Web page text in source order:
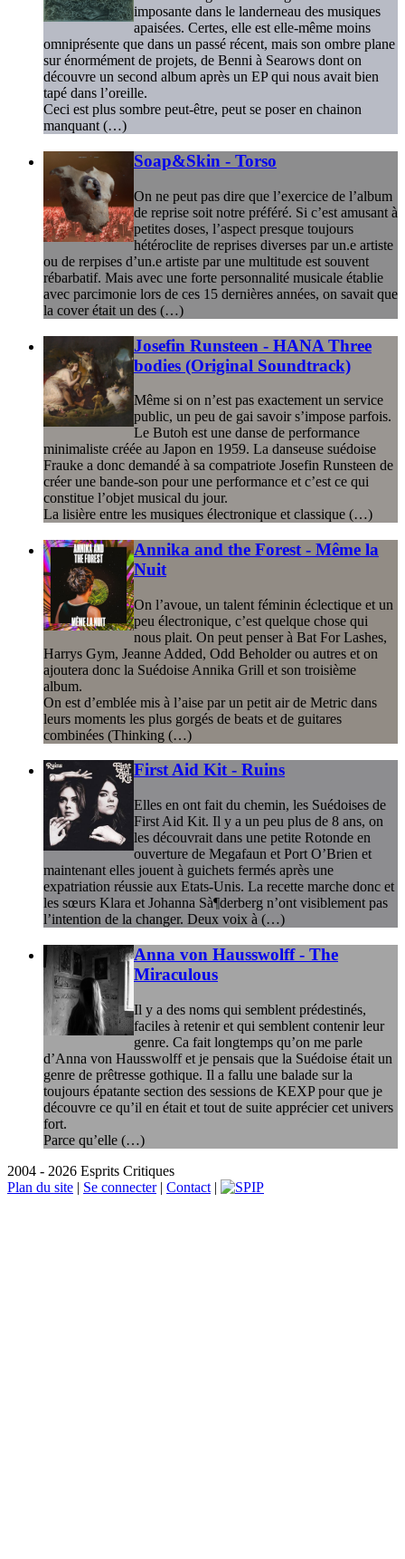
imposante dans le landerneau des musiques
apaisées. Certes, elle est elle-même moins
omniprésente que dans un passé récent, mais son ombre plane
sur énormément de projets, de Benni à Searows dont on
découvre un second album après un EP qui nous avait bien
tapé dans l’oreille.
Ceci est plus sombre peut-être, peut se poser en chainon
manquant (…)
Soap&Skin - Torso
On ne peut pas dire que l’exercice de l’album
de reprise soit notre préféré. Si c’est amusant à
petites doses, l’aspect presque toujours
hétéroclite de reprises diverses par un.e artiste
ou de rerpises d’un.e artiste par une multitude est souvent
rébarbatif. Mais avec une forte personnalité musicale établie
avec parcimonie lors de ces 15 dernières années, on savait que
la cover était un des (…)
Josefin Runsteen - HANA Three
bodies (Original Soundtrack)
Même si on n’est pas exactement un service
public, un peu de gai savoir s’impose parfois.
Le Butoh est une danse de performance
minimaliste créée au Japon en 1959. La danseuse suédoise
Frauke a donc demandé à sa compatriote Josefin Runsteen de
créer une bande-son pour une performance et c’est ce qui
constitue l’objet musical du jour.
La lisière entre les musiques électronique et classique (…)
Annika and the Forest - Même la
Nuit
On l’avoue, un talent féminin éclectique et un
peu électronique, c’est quelque chose qui
nous plait. On peut penser à Bat For Lashes,
Harrys Gym, Jeanne Added, Odd Beholder ou autres et on
ajoutera donc la Suédoise Annika Grill et son troisième
album.
On est d’emblée mis à l’aise par un petit air de Metric dans
leurs moments les plus gorgés de beats et de guitares
combinées (Thinking (…)
First Aid Kit - Ruins
Elles en ont fait du chemin, les Suédoises de
First Aid Kit. Il y a un peu plus de 8 ans, on
les découvrait dans une petite Rotonde en
ouverture de Megafaun et Port O’Brien et
maintenant elles jouent à guichets fermés après une
expatriation réussie aux Etats-Unis. La recette marche donc et
les sœurs Klara et Johanna Sà¶derberg n’ont visiblement pas
l’intention de la changer. Deux voix à (…)
Anna von Hausswolff - The
Miraculous
Il y a des noms qui semblent prédestinés,
faciles à retenir et qui semblent contenir leur
genre. Ca fait longtemps qu’on me parle
d’Anna von Hausswolff et je pensais que la Suédoise était un
genre de prêtresse gothique. Il a fallu une balade sur la
toujours épatante section des sessions de KEXP pour que je
découvre ce qu’il en était et tout de suite apprécier cet univers
fort.
Parce qu’elle (…)
2004 - 2026 Esprits Critiques
Plan du site | Se connecter| Contact |